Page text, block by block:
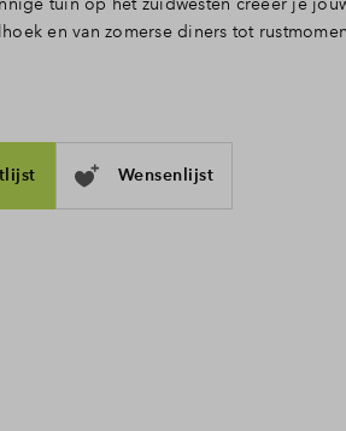
en van zomerse diners tot
waar het daglicht door de hoge ramen
indeling is ook perfect, zo zijn koken,
waar plek is voor een gezellige
de achtertuin.
Wensenlijst